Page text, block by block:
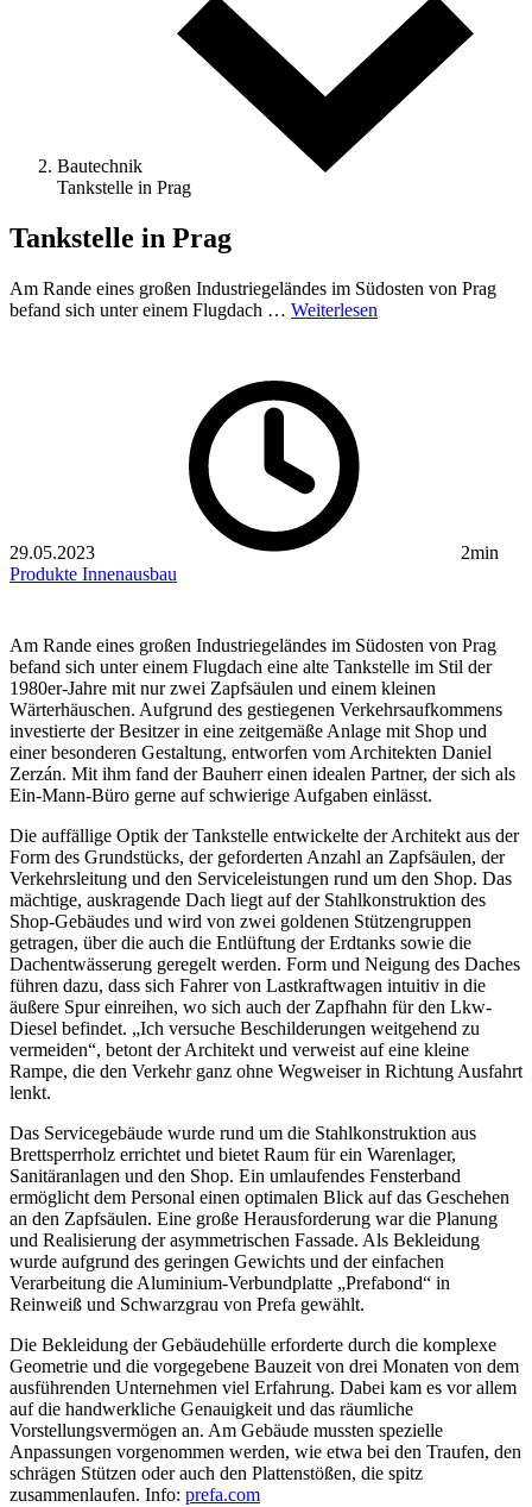
Bautechnik
Tankstelle in Prag
Tankstelle in Prag
Am Rande eines großen Industriegeländes im Südosten von Prag
befand sich unter einem Flugdach … Weiterlesen
29.05.2023
2min
Produkte Innenausbau
Am Rande eines großen Industriegeländes im Südosten von Prag
befand sich unter einem Flugdach eine alte Tankstelle im Stil der
1980er-Jahre mit nur zwei Zapfsäulen und einem kleinen
Wärterhäuschen. Aufgrund des gestiegenen Verkehrsaufkommens
investierte der Besitzer in eine zeitgemäße Anlage mit Shop und
einer besonderen Gestaltung, entworfen vom Architekten Daniel
Zerzán. Mit ihm fand der Bauherr einen idealen Partner, der sich als
Ein-Mann-Büro gerne auf schwierige Aufgaben einlässt.
Die auffällige Optik der Tankstelle entwickelte der Architekt aus der
Form des Grundstücks, der geforderten Anzahl an Zapfsäulen, der
Verkehrsleitung und den Serviceleistungen rund um den Shop. Das
mächtige, auskragende Dach liegt auf der Stahlkonstruktion des
Shop-Gebäudes und wird von zwei goldenen Stützengruppen
getragen, über die auch die Entlüftung der Erdtanks sowie die
Dachentwässerung geregelt werden. Form und Neigung des Daches
führen dazu, dass sich Fahrer von Lastkraftwagen intuitiv in die
äußere Spur einreihen, wo sich auch der Zapfhahn für den Lkw-
Diesel befindet. „Ich versuche Beschilderungen weitgehend zu
vermeiden“, betont der Architekt und verweist auf eine kleine
Rampe, die den Verkehr ganz ohne Wegweiser in Richtung Ausfahrt
lenkt.
Das Servicegebäude wurde rund um die Stahlkonstruktion aus
Brettsperrholz errichtet und bietet Raum für ein Warenlager,
Sanitäranlagen und den Shop. Ein umlaufendes Fensterband
ermöglicht dem Personal einen optimalen Blick auf das Geschehen
an den Zapfsäulen. Eine große Herausforderung war die Planung
und ­Realisierung der asymmetrischen Fassade. Als Bekleidung
wurde aufgrund des geringen Gewichts und der einfachen
Verarbeitung die Aluminium-Verbundplatte „Prefabond“ in
Reinweiß und Schwarzgrau von Prefa gewählt.
Die Bekleidung der Gebäudehülle erforderte durch die komplexe
Geometrie und die vorgegebene Bauzeit von drei Monaten von dem
ausführenden Unternehmen viel Erfahrung. Dabei kam es vor allem
auf die handwerkliche Genauigkeit und das räumliche
Vorstellungsvermögen an. Am Gebäude mussten spezielle
Anpassungen vorgenommen werden, wie etwa bei den Traufen, den
schrägen Stützen oder auch den Plattenstößen, die spitz
zusammenlaufen. Info: prefa.com